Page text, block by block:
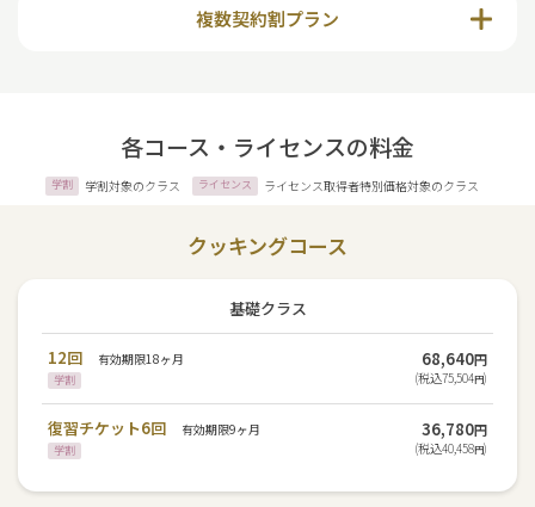
複数契約割プラン
各コース・ライセンスの料金
学割 学割対象のクラス ライセンス ライセンス取得者特別価格対象のクラス
クッキングコース
基礎クラス
12回 有効期限18ヶ月
学割
68,640円
(税込75,504円)
復習チケット6回 有効期限9ヶ月
学割
36,780円
(税込40,458円)